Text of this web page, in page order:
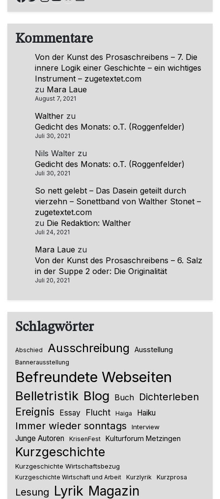
Kommentare
Von der Kunst des Prosaschreibens – 7. Die
innere Logik einer Geschichte – ein wichtiges
Instrument – zugetextet.com
zu Mara Laue
August 7, 2021
Walther zu
Gedicht des Monats: o.T. (Roggenfelder)
Juli 30, 2021
Nils Walter zu
Gedicht des Monats: o.T. (Roggenfelder)
Juli 30, 2021
So nett gelebt – Das Dasein geteilt durch
vierzehn – Sonettband von Walther Stonet –
zugetextet.com
zu Die Redaktion: Walther
Juli 24, 2021
Mara Laue zu
Von der Kunst des Prosaschreibens – 6. Salz
in der Suppe 2 oder: Die Originalität
Juli 20, 2021
Schlagwörter
Abschied Ausschreibung Ausstellung
Bannerausstellung
Befreundete Webseiten
Belletristik Blog Buch Dichterleben
Ereignis Essay Flucht Haiga Haiku
Immer wieder sonntags Interview
Junge Autoren KrisenFest Kulturforum Metzingen
Kurzgeschichte
Kurzgeschichte Wirtschaftsbezug
Kurzgeschichte Wirtschaft und Arbeit Kurzlyrik Kurzprosa
Lesung Lyrik Magazin